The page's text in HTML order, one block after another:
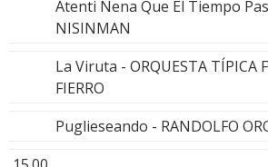
Atenti Nena Que El Tiempo
NISINMAN
La Viruta - ORQUESTA TÍPICA
FIERRO
Puglieseando - RANDOLFO